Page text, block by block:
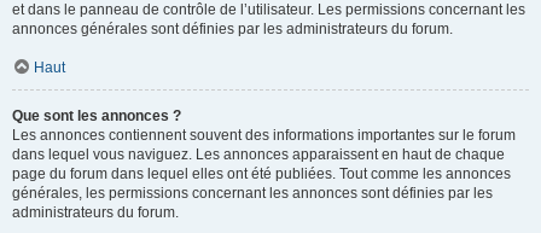
et dans le panneau de contrôle de l’utilisateur. Les permissions concernant les
annonces générales sont définies par les administrateurs du forum.
Haut
Que sont les annonces ?
Les annonces contiennent souvent des informations importantes sur le forum
dans lequel vous naviguez. Les annonces apparaissent en haut de chaque
page du forum dans lequel elles ont été publiées. Tout comme les annonces
générales, les permissions concernant les annonces sont définies par les
administrateurs du forum.